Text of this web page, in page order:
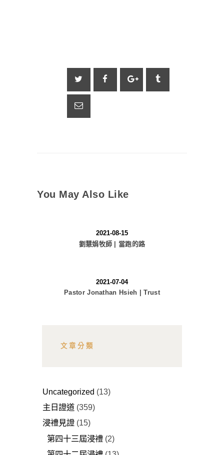
You May Also Like
2021-08-15
劉慧娟牧師 | 當跑的路
2021-07-04
Pastor Jonathan Hsieh | Trust
文章分類
Uncategorized (13)
主日證道 (359)
浸禮見證 (15)
第四十三屆浸禮 (2)